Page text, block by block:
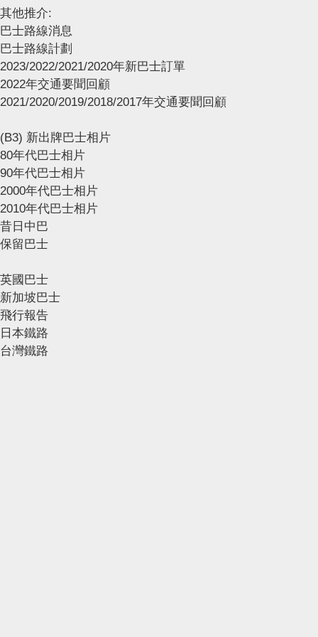
其他推介:
巴士路線消息
巴士路線計劃
2023/2022/2021/2020年新巴士訂單
2022年交通要聞回顧
2021/2020/2019/2018/2017年交通要聞回顧
(B3) 新出牌巴士相片
80年代巴士相片
90年代巴士相片
2000年代巴士相片
2010年代巴士相片
昔日中巴
保留巴士
英國巴士
新加坡巴士
飛行報告
日本鐵路
台灣鐵路